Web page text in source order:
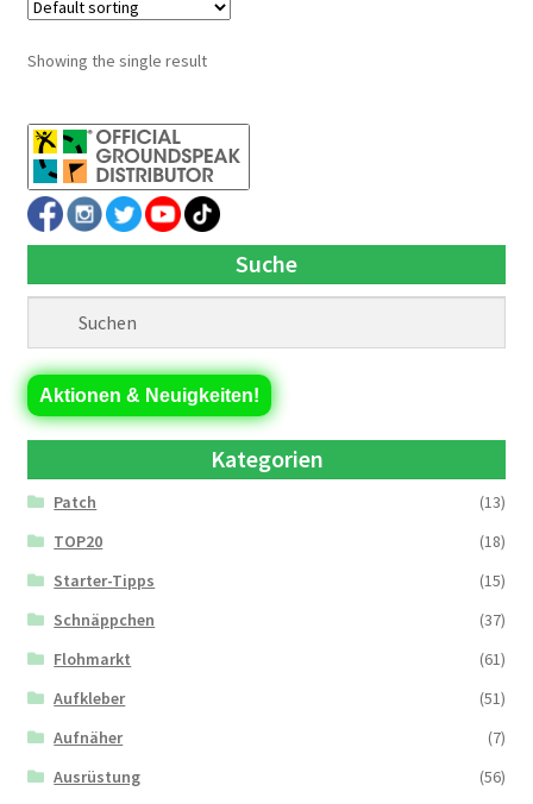
Showing the single result
Suche
Aktionen & Neuigkeiten!
Kategorien
Patch
(13)
TOP20
(18)
Starter-Tipps
(15)
Schnäppchen
(37)
Flohmarkt
(61)
Aufkleber
(51)
Aufnäher
(7)
Ausrüstung
(56)